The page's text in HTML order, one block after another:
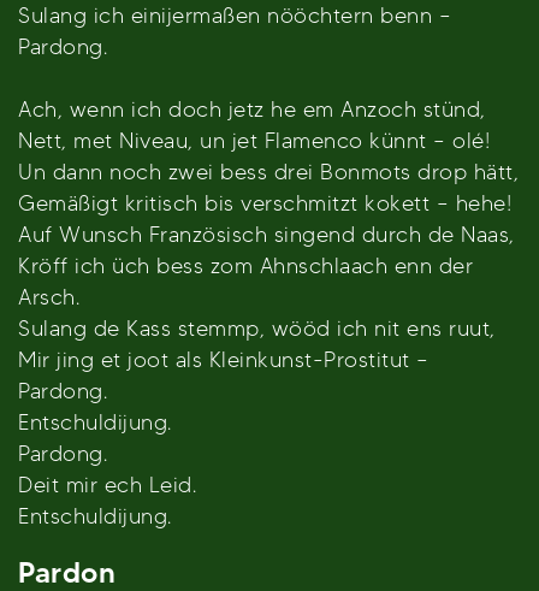
Sulang ich einijermaßen nööchtern benn –
Pardong.
Ach, wenn ich doch jetz he em Anzoch stünd,
Nett, met Niveau, un jet Flamenco künnt – olé!
Un dann noch zwei bess drei Bonmots drop hätt,
Gemäßigt kritisch bis verschmitzt kokett – hehe!
Auf Wunsch Französisch singend durch de Naas,
Kröff ich üch bess zom Ahnschlaach enn der
Arsch.
Sulang de Kass stemmp, wööd ich nit ens ruut,
Mir jing et joot als Kleinkunst-Prostitut –
Pardong.
Entschuldijung.
Pardong.
Deit mir ech Leid.
Entschuldijung.
Pardon